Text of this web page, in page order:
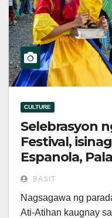
CULTURE
Selebrasyon
Festival,
Espanola,
BASIT
Nagsagawa ng
Ati-Atihan kaugnay